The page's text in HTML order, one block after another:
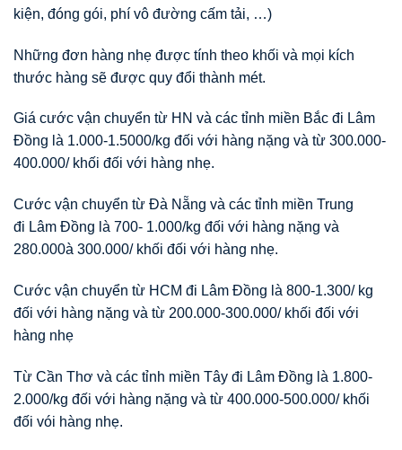
kiện, đóng gói, phí vô đường cấm tải, …)
Những đơn hàng nhẹ được tính theo khối và mọi kích
thước hàng sẽ được quy đổi thành mét.
Giá cước vận chuyển từ HN và các tỉnh miền Bắc đi Lâm
Đồng là 1.000-1.5000/kg đối với hàng nặng và từ 300.000-
400.000/ khối đối với hàng nhẹ.
Cước vận chuyển từ Đà Nẵng và các tỉnh miền Trung
đi Lâm Đồng là 700- 1.000/kg đối với hàng nặng và
280.000à 300.000/ khối đối với hàng nhẹ.
Cước vận chuyển từ HCM đi Lâm Đồng là 800-1.300/ kg
đối với hàng nặng và từ 200.000-300.000/ khối đối với
hàng nhẹ
Từ Cần Thơ và các tỉnh miền Tây đi Lâm Đồng là 1.800-
2.000/kg đối với hàng nặng và từ 400.000-500.000/ khối
đối vói hàng nhẹ.